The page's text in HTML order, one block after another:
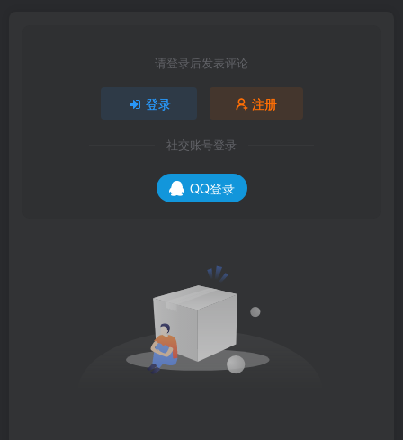
请登录后发表评论
登录 注册
社交账号登录
QQ登录